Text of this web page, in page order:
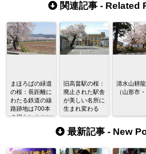
関連記事 - Related
まほろばの緑道
の桜：長距離に
わたる鉄道の線
路跡地は700本
の桜トンネルに
旧高畠駅の桜：
廃止された駅舎
が美しい名所に
生まれ変わる
清水山耕
（山形市・
最新記事 - New